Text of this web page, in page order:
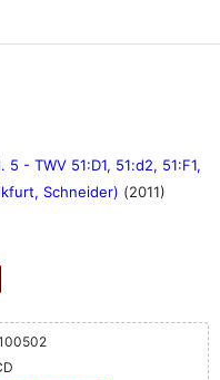
- TWV 51:D1, 51:d2, 51:F1,
Schneider) (2011)